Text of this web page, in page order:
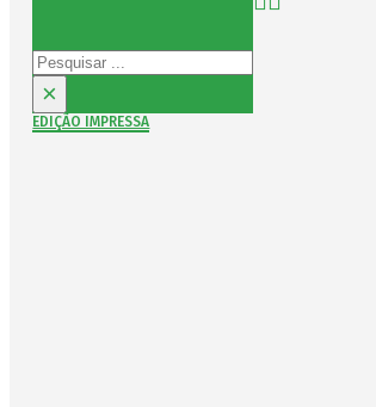
Pesquisar
×
EDIÇÃO IMPRESSA